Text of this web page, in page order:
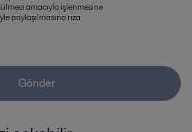
amacıyla işlenmesine
paylaşılmasına rıza
Gönder